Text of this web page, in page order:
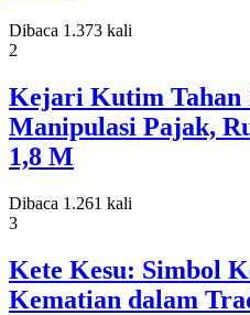
Dibaca 1.373 kali
2
Kejari Kutim Tahan
Manipulasi Pajak,
1,8 M
Dibaca 1.261 kali
3
Kete Kesu: Simbol
Kematian dalam